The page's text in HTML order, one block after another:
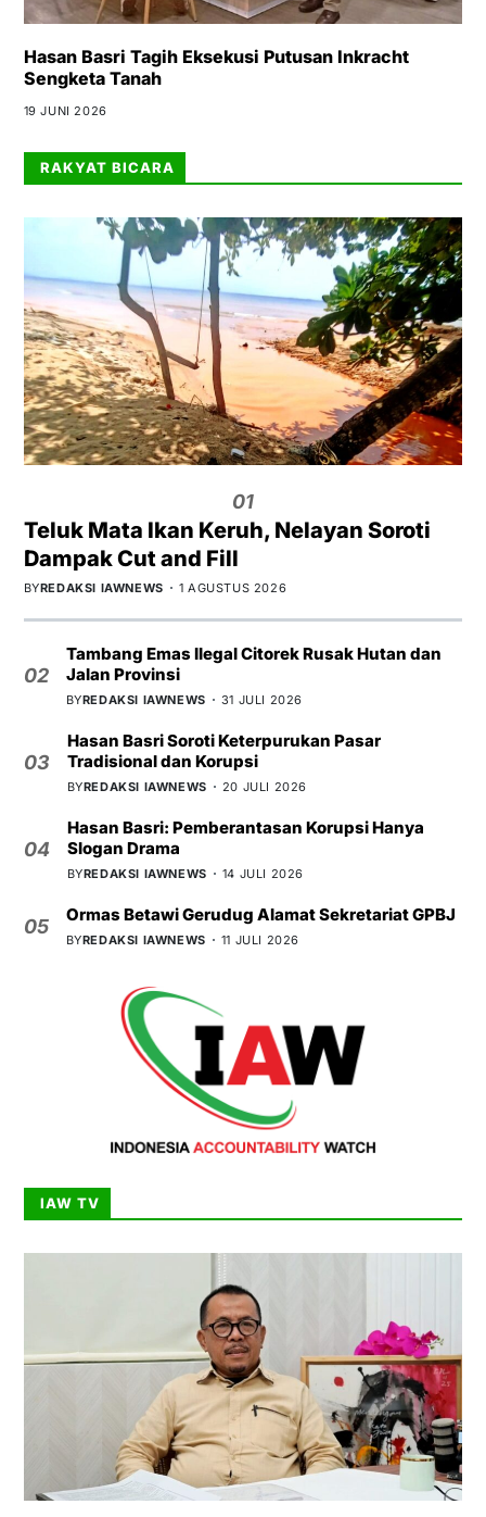
Hasan Basri Tagih Eksekusi Putusan Inkracht
Sengketa Tanah
19 JUNI 2026
RAKYAT BICARA
01
Teluk Mata Ikan Keruh, Nelayan Soroti
Dampak Cut and Fill
BYREDAKSI IAWNEWS 1 AGUSTUS 2026
02
Tambang Emas Ilegal Citorek Rusak Hutan dan
Jalan Provinsi
BYREDAKSI IAWNEWS 31 JULI 2026
03
Hasan Basri Soroti Keterpurukan Pasar
Tradisional dan Korupsi
BYREDAKSI IAWNEWS 20 JULI 2026
04
Hasan Basri: Pemberantasan Korupsi Hanya
Slogan Drama
BYREDAKSI IAWNEWS 14 JULI 2026
05
Ormas Betawi Gerudug Alamat Sekretariat GPBJ
BYREDAKSI IAWNEWS 11 JULI 2026
IAW TV